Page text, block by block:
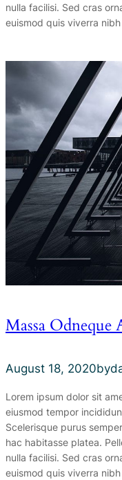
nulla facilisi. Sed cras
euismod quis viverra
Massa
August 18, 2020by
Lorem ipsum dolor sit
eiusmod tempor
Scelerisque purus
hac habitasse platea.
nulla facilisi. Sed cras
euismod quis viverra